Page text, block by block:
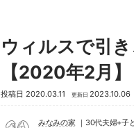
ウィルスで引
【2020年2月】
投稿日 2020.03.11 更新日 2023.10.06
みなみの家
30代夫婦+子